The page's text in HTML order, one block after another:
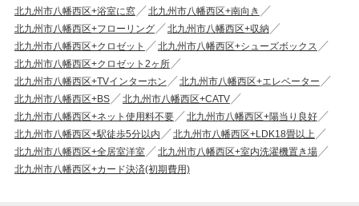
北九州市八幡西区+浴室に窓
北九州市八幡西区+南向き
北九州市八幡西区+フローリング
北九州市八幡西区+収納
北九州市八幡西区+クロゼット
北九州市八幡西区+シューズボックス
北九州市八幡西区+クロゼット2ヶ所
北九州市八幡西区+TVインターホン
北九州市八幡西区+エレベーター
北九州市八幡西区+BS
北九州市八幡西区+CATV
北九州市八幡西区+ネット使用料不要
北九州市八幡西区+陽当り良好
北九州市八幡西区+駅徒歩5分以内
北九州市八幡西区+LDK18畳以上
北九州市八幡西区+全居室洋室
北九州市八幡西区+室内洗濯機置き場
北九州市八幡西区+カード決済(初期費用)